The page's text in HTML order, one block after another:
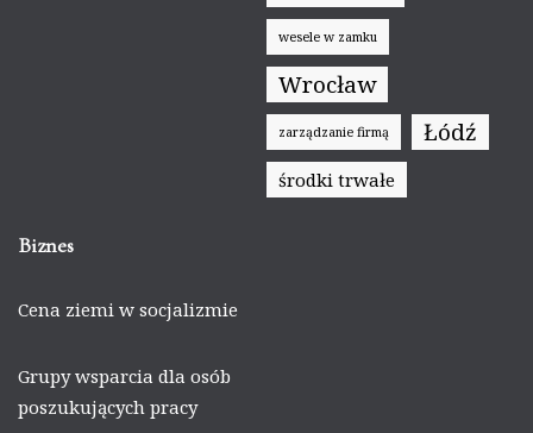
wesele w zamku
Wrocław
zarządzanie firmą Łódź
środki trwałe
Biznes
Cena ziemi w socjalizmie
Grupy wsparcia dla osób
poszukujących pracy